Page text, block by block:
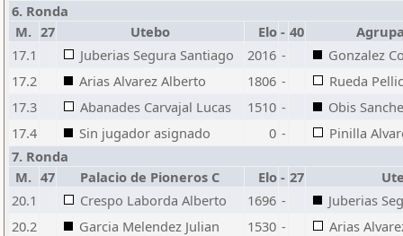
6. Ronda
M. 27 Utebo Elo - 40
17.1
Juberias Segura Santiago 2016 -
Gonzalez
17.2
Arias Alvarez Alberto 1806 -
Rueda
17.3
Abanades Carvajal Lucas 1510 -
Obis
17.4
Sin jugador asignado 0 -
Pinilla
7. Ronda
M. 47 Palacio de Pioneros C Elo - 27
20.1
Crespo Laborda Alberto 1696 -
Juberias
20.2
Garcia Melendez Julian 1530 -
Arias